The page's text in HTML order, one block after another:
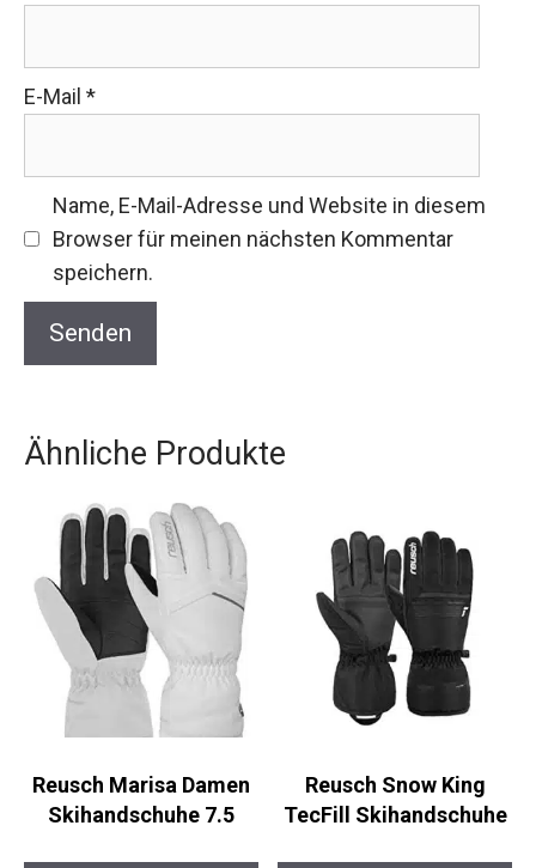
E-Mail *
Name, E-Mail-Adresse und Website in diesem
Browser für meinen nächsten Kommentar
speichern.
Ähnliche Produkte
Reusch Marisa Damen
Skihandschuhe 7.5
Reusch Snow King
TecFill Skihandschuhe